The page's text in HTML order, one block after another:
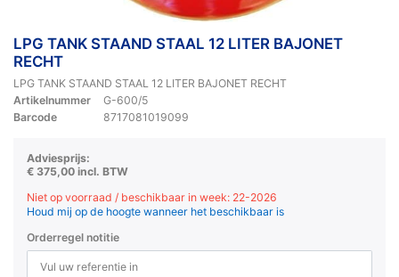
LPG TANK STAAND STAAL 12 LITER BAJONET
RECHT
LPG TANK STAAND STAAL 12 LITER BAJONET RECHT
Artikelnummer
G-600/5
Barcode
8717081019099
Adviesprijs:
€ 375,00 incl. BTW
Niet op voorraad / beschikbaar in week: 22-2026
Houd mij op de hoogte wanneer het beschikbaar is
Orderregel notitie